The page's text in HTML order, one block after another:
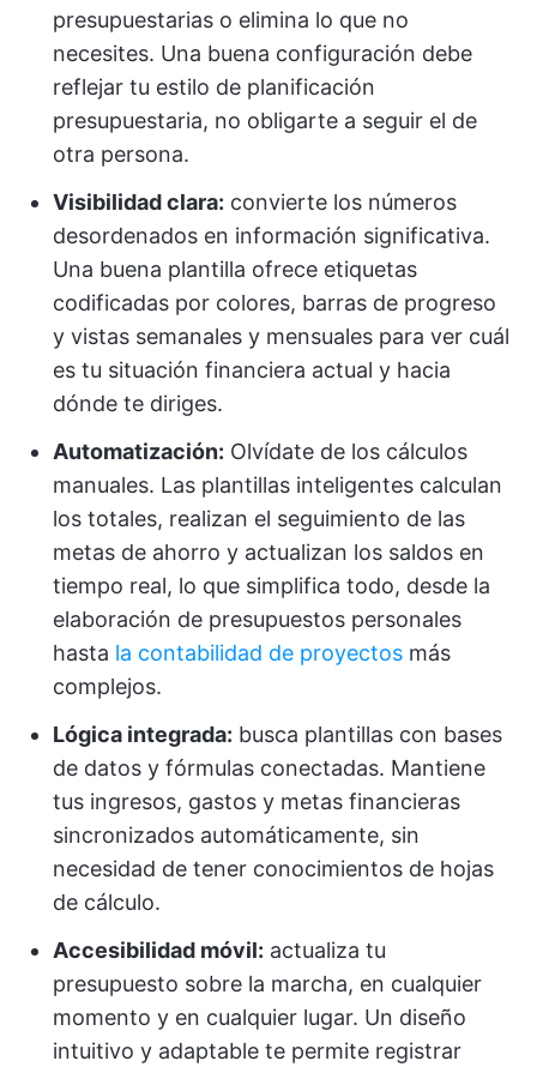
presupuestarias o elimina lo que no
necesites. Una buena configuración debe
reflejar tu estilo de planificación
presupuestaria, no obligarte a seguir el de
otra persona.
Visibilidad clara: convierte los números
desordenados en información significativa.
Una buena plantilla ofrece etiquetas
codificadas por colores, barras de progreso
y vistas semanales y mensuales para ver cuál
es tu situación financiera actual y hacia
dónde te diriges.
Automatización: Olvídate de los cálculos
manuales. Las plantillas inteligentes calculan
los totales, realizan el seguimiento de las
metas de ahorro y actualizan los saldos en
tiempo real, lo que simplifica todo, desde la
elaboración de presupuestos personales
hasta la contabilidad de proyectos más
complejos.
Lógica integrada: busca plantillas con bases
de datos y fórmulas conectadas. Mantiene
tus ingresos, gastos y metas financieras
sincronizados automáticamente, sin
necesidad de tener conocimientos de hojas
de cálculo.
Accesibilidad móvil: actualiza tu
presupuesto sobre la marcha, en cualquier
momento y en cualquier lugar. Un diseño
intuitivo y adaptable te permite registrar